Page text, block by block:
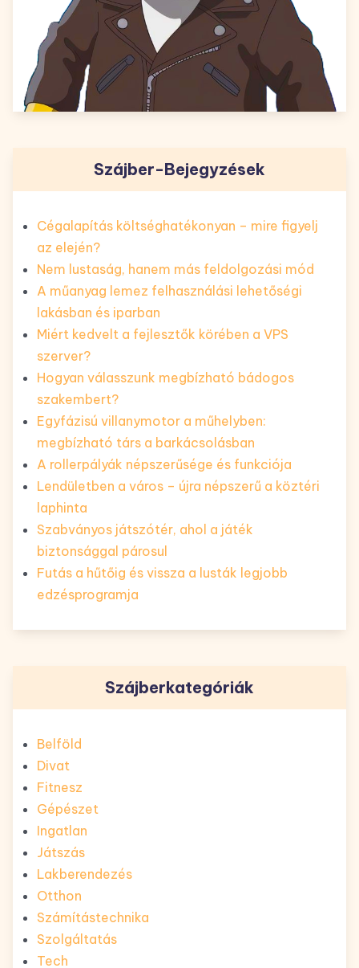
Szájber-Bejegyzések
Cégalapítás költséghatékonyan – mire figyelj
az elején?
Nem lustaság, hanem más feldolgozási mód
A műanyag lemez felhasználási lehetőségi
lakásban és iparban
Miért kedvelt a fejlesztők körében a VPS
szerver?
Hogyan válasszunk megbízható bádogos
szakembert?
Egyfázisú villanymotor a műhelyben:
megbízható társ a barkácsolásban
A rollerpályák népszerűsége és funkciója
Lendületben a város – újra népszerű a köztéri
laphinta
Szabványos játszótér, ahol a játék
biztonsággal párosul
Futás a hűtőig és vissza a lusták legjobb
edzésprogramja
Szájberkategóriák
Belföld
Divat
Fitnesz
Gépészet
Ingatlan
Játszás
Lakberendezés
Otthon
Számítástechnika
Szolgáltatás
Tech